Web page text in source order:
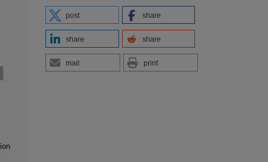
post share
share share
mail print